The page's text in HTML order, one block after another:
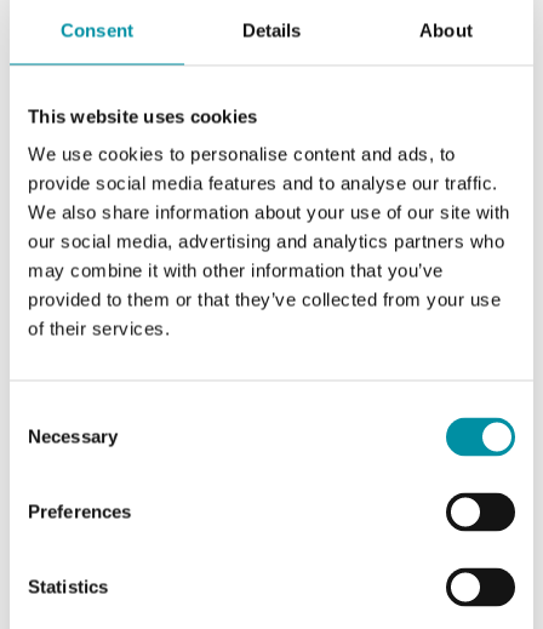
Consent Details About
This website uses cookies
We use cookies to personalise content and ads, to
provide social media features and to analyse our traffic.
We also share information about your use of our site with
our social media, advertising and analytics partners who
may combine it with other information that you’ve
provided to them or that they’ve collected from your use
of their services.
Selection
Necessary
Preferences
Statistics
Peso, incl. imballaggio 0.4 kg
Materiale, coperchio
Materiale, base
Miscela PC+ABS
(Bayblend®)
Scheda prodotto
DBET... (IT)